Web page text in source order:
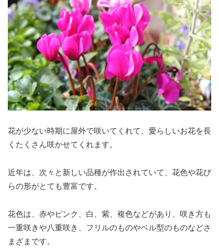
花が少ない時期に屋外で咲いてくれて、愛らしいお花を長
くたくさん咲かせてくれます。
近年は、次々と新しい品種が作出されていて、花色や花び
らの形がとても豊富です。
花色は、赤やピンク、白、紫、複色などがあり、咲き方も
一重咲きや八重咲き、フリルのものやベル型のものなどさ
まざまです。